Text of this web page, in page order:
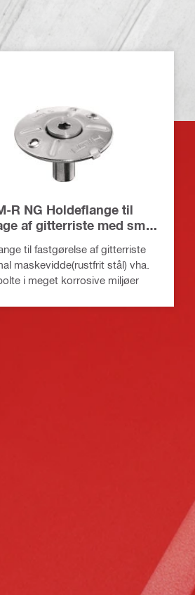
R NG Holdeflange til
af gitterriste med smal
til fastgørelse af gitterriste
maskevidde(rustfrit stål) vha.
i meget korrosive miljøer